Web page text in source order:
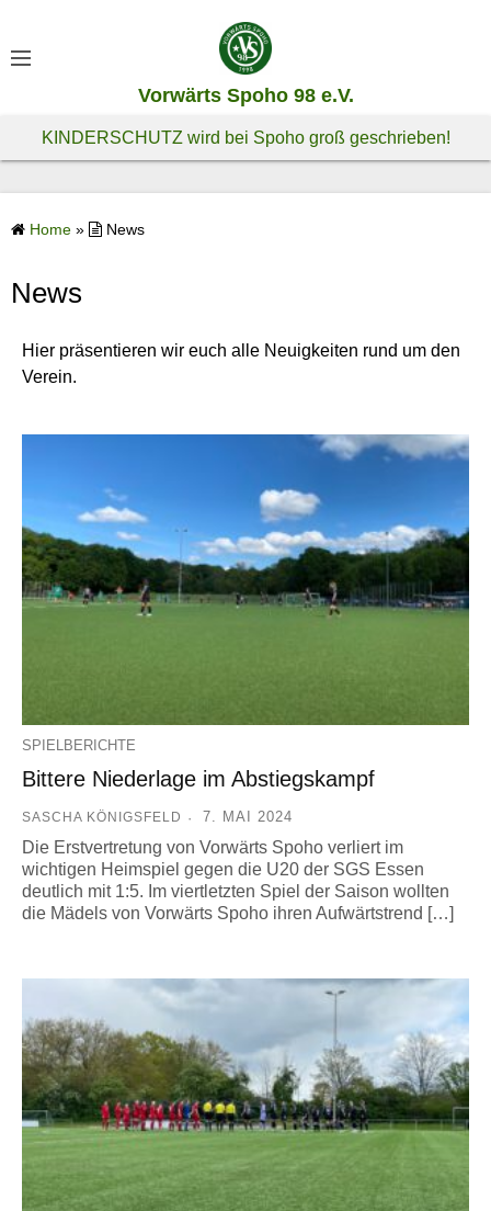
Vorwärts Spoho 98 e.V.
KINDERSCHUTZ wird bei Spoho groß geschrieben!
Home » News
News
Hier präsentieren wir euch alle Neuigkeiten rund um den
Verein.
SPIELBERICHTE
Bittere Niederlage im Abstiegskampf
SASCHA KÖNIGSFELD 7. MAI 2024
Die Erstvertretung von Vorwärts Spoho verliert im
wichtigen Heimspiel gegen die U20 der SGS Essen
deutlich mit 1:5. Im viertletzten Spiel der Saison wollten
die Mädels von Vorwärts Spoho ihren Aufwärtstrend […]